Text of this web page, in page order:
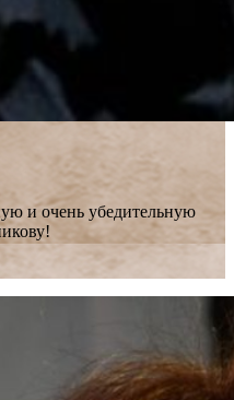
и очень убедительную